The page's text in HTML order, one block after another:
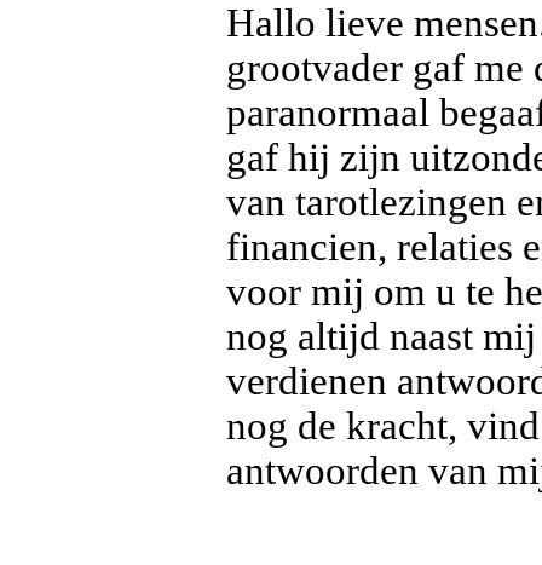
Hallo lieve
grootvader gaf me
paranormaal
gaf hij zijn
van tarotlezingen
financien, relaties
voor mij om u te
nog altijd naast
verdienen
nog de kracht,
antwoorden van